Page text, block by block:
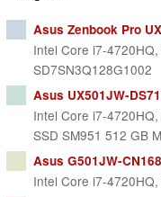
Asus Zenbook Pro
Intel Core i7-
SD7SN3Q128G1002
Asus UX501JW-
Intel Core i7-
SSD SM951 512 GB
Asus G501JW-
Intel Core i7-